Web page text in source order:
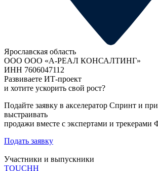
Ярославская область
ООО ООО «А-РЕАЛ КОНСАЛТИНГ»
ИНН 7606047112
Развиваете ИТ-проект
и хотите ускорить свой рост?
Подайте заявку в акселератор Спринт и
выстраивать
продажи вместе с экспертами и
Подать заявку
Участники и выпускники
TOUCHH